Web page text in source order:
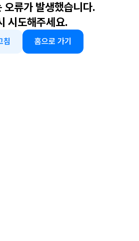
오류가 발생했습니다.
시도해주세요.
침 홈으로 가기